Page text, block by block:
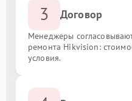
3 Договор
Менеджеры
ремонта Hikvision:
условия.